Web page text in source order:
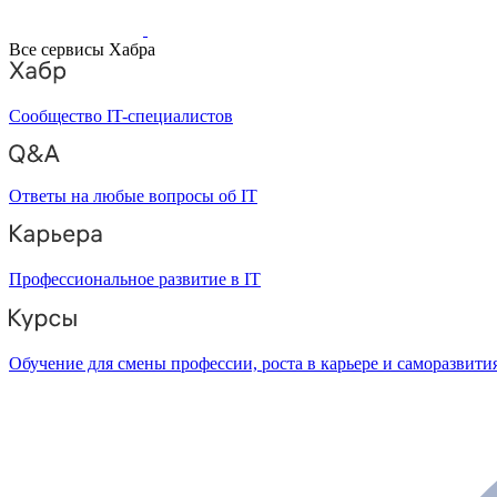
Все сервисы Хабра
Сообщество IT-специалистов
Ответы на любые вопросы об IT
Профессиональное развитие в IT
Обучение для смены профессии, роста в карьере и